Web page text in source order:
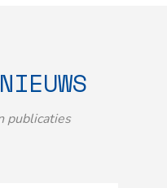
publicaties